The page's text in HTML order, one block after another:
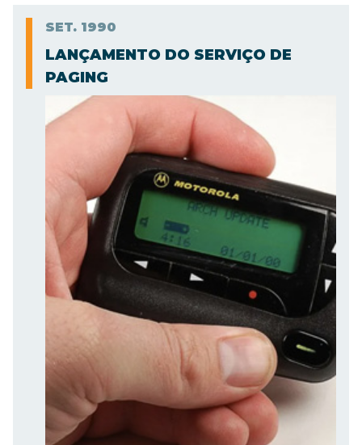
SET. 1990
LANÇAMENTO DO SERVIÇO DE
PAGING